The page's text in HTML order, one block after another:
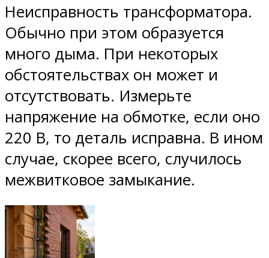
Неисправность трансформатора.
Обычно при этом образуется
много дыма. При некоторых
обстоятельствах он может и
отсутствовать. Измерьте
напряжение на обмотке, если оно
220 В, то деталь исправна. В ином
случае, скорее всего, случилось
межвитковое замыкание.